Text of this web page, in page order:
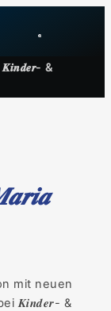
&
mit neuen
𝑲𝒊𝒏𝒅𝒆𝒓- &